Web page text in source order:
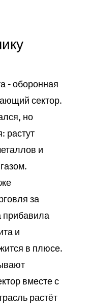
- оборонная
сектор.
но
растут
и
за
прибавила
и
в плюсе.
вместе с
растёт